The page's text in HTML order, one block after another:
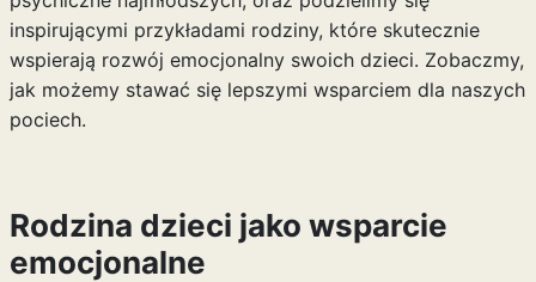
inspirującymi przykładami rodziny, które skutecznie
wspierają rozwój emocjonalny swoich dzieci. Zobaczmy,
jak możemy stawać się lepszymi wsparciem dla naszych
pociech.
Rodzina dzieci jako wsparcie
emocjonalne